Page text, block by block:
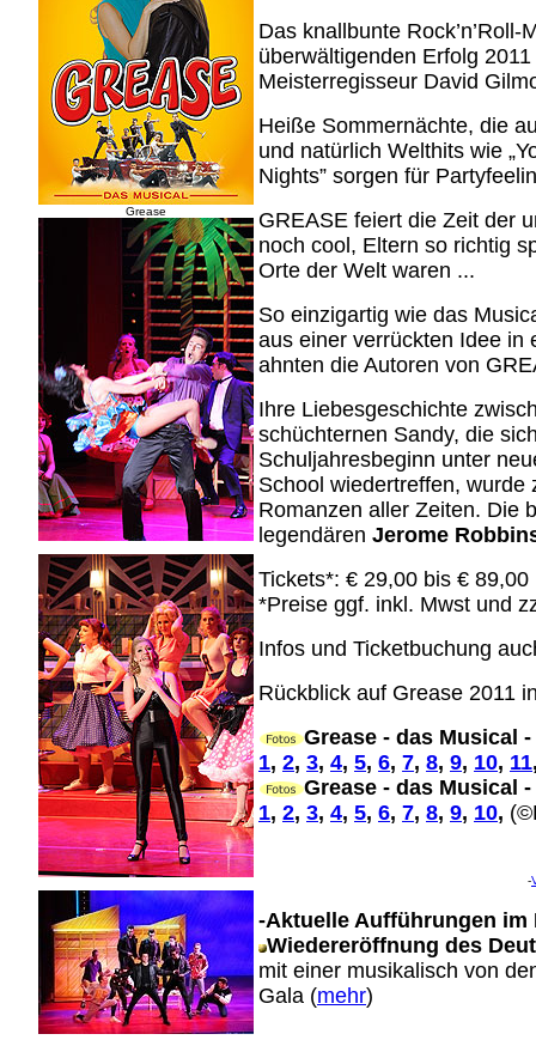
Grease
Das knallbunte
überwältigenden Erfolg
Meisterregisseur David
Heiße Sommernächte, die
und natürlich Welthits wie
Nights” sorgen für
GREASE feiert die Zeit der
noch cool, Eltern so richtig
Orte der Welt waren ...
So einzigartig wie das
aus einer verrückten Idee in
ahnten die Autoren von
Ihre Liebesgeschichte
schüchternen Sandy, die
Schuljahresbeginn unter
School wiedertreffen,
Romanzen aller Zeiten. Die
legendären Jerome
Tickets*: € 29,00 bis € 89,00
*Preise ggf. inkl. Mwst und
Infos und Ticketbuchung
Rückblick auf Grease 2011
Grease - das Musical
1, 2, 3, 4, 5, 6, 7, 8, 9, 10, 11
Grease - das Musical
1, 2, 3, 4, 5, 6, 7, 8, 9, 10,
-
-Aktuelle Aufführungen im
Wiedereröffnung des
mit einer musikalisch von
Gala (mehr)